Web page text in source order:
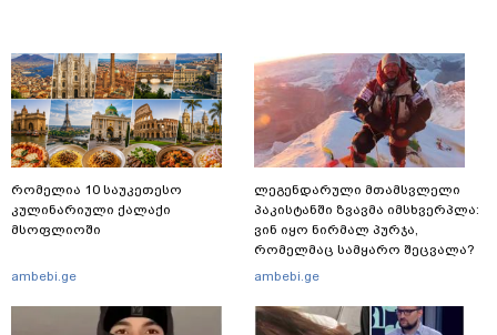
რომელია 10 საუკეთესო
კულინარიული ქალაქი
მსოფლიოში
ambebi.ge
ლეგენდარული მთამსვლელი
პაკისტანში ზვავმა იმსხვერპლა:
ვინ იყო ნირმალ პურჯა,
რომელმაც სამყარო შეცვალა?
ambebi.ge